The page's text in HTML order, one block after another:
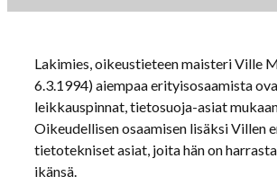
Lakimies, oikeustieteen maisteri Ville
6.3.1994) aiempaa erityisosaamista
leikkauspinnat, tietosuoja-asiat
Oikeudellisen osaamisen lisäksi Villen
tietotekniset asiat, joita hän on
ikänsä.